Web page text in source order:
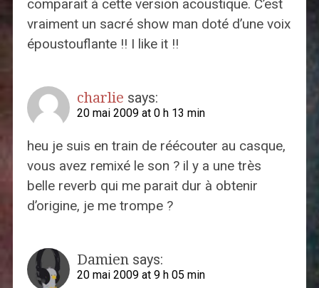
comparait à cette version acoustique. C’est
vraiment un sacré show man doté d’une voix
époustouflante !! I like it !!
charlie says:
20 mai 2009 at 0 h 13 min
heu je suis en train de réécouter au casque,
vous avez remixé le son ? il y a une très
belle reverb qui me parait dur à obtenir
d’origine, je me trompe ?
Damien says:
20 mai 2009 at 9 h 05 min